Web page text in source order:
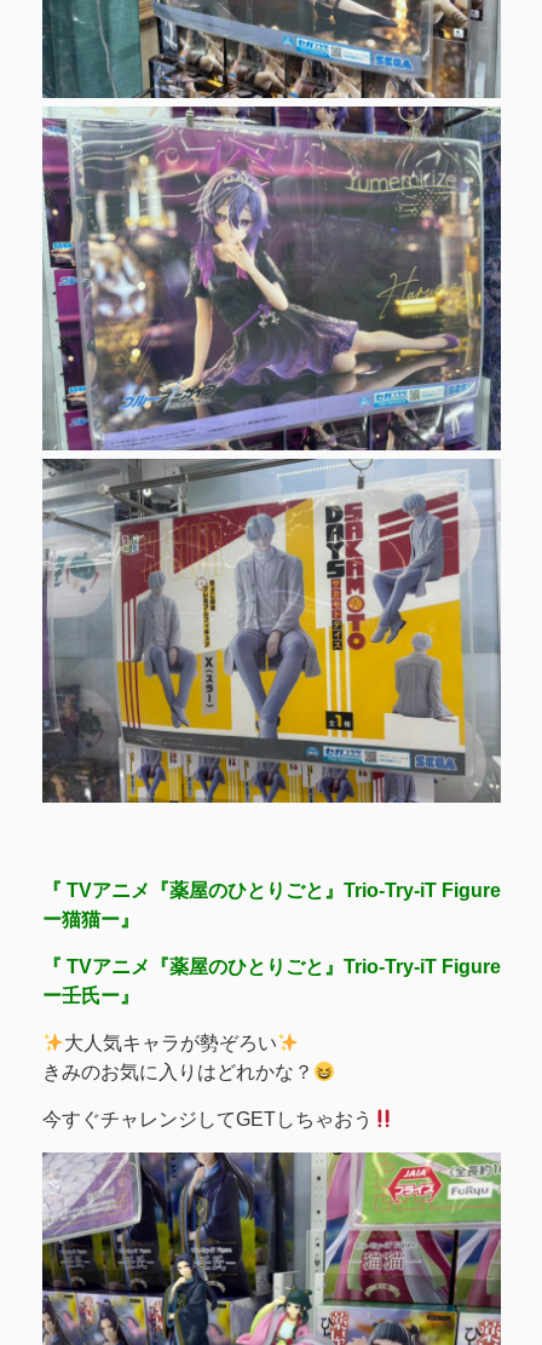
『 TVアニメ『薬屋のひとりごと』Trio-Try-iT Figure
ー猫猫ー』
『 TVアニメ『薬屋のひとりごと』Trio-Try-iT Figure
ー壬氏ー』
大人気キャラが勢ぞろい
きみのお気に入りはどれかな？
今すぐチャレンジしてGETしちゃおう